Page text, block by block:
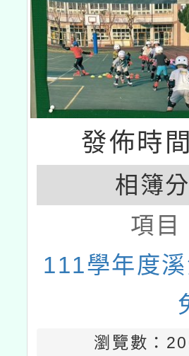
發佈時
相簿分
項目
111學年度
瀏覽數：